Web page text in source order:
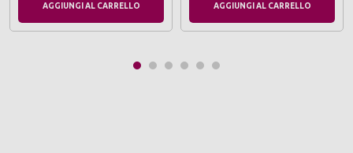
AGGIUNGI AL CARRELLO AGGIUNGI AL CARRELLO